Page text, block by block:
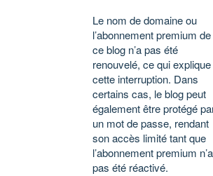
Le nom de domaine ou
l’abonnement premium de
ce blog n’a pas été
renouvelé, ce qui explique
cette interruption. Dans
certains cas, le blog peut
également être protégé
un mot de passe, rendant
son accès limité tant que
l’abonnement premium n’a
pas été réactivé.